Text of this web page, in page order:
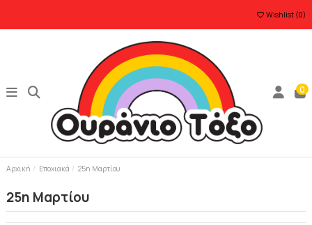
Wishlist (0)
0
Αρχική Εποχιακά 25η Μαρτίου
25η Μαρτίου